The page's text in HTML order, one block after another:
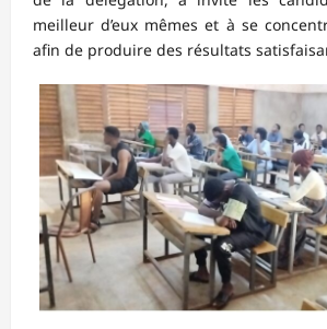
meilleur d’eux mêmes et à se
afin de produire des résultats